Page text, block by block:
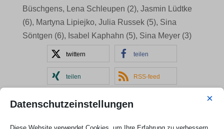
Büschgens, Lena Schleupen (2), Jasmin Lüdtke
(6), Martyna Lipiejko, Julia Russek (5), Sina
Söntgen (6), Isabel Kaphahn (5), Sina Meyer (3)
twittern teilen
teilen RSS-feed
teilen
Datenschutzeinstellungen ×